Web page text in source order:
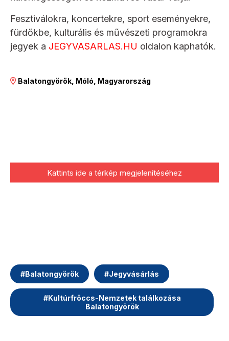
Fesztiválokra, koncertekre, sport eseményekre,
fürdőkbe, kulturális és művészeti programokra
jegyek a JEGYVASARLAS.HU oldalon kaphatók.
Balatongyörök, Móló, Magyarország
Kattints ide a térkép megjelenítéséhez
#Balatongyörök #Jegyvásárlás
#Kultúrfröccs-Nemzetek találkozása
Balatongyörök